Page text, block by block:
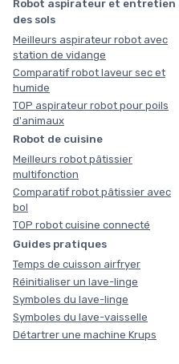
Robot aspirateur et entretien
des sols
Meilleurs aspirateur robot avec
station de vidange
Comparatif robot laveur sec et
humide
TOP aspirateur robot pour poils
d'animaux
Robot de cuisine
Meilleurs robot pâtissier
multifonction
Comparatif robot pâtissier avec
bol
TOP robot cuisine connecté
Guides pratiques
Temps de cuisson airfryer
Réinitialiser un lave-linge
Symboles du lave-linge
Symboles du lave-vaisselle
Détartrer une machine Krups